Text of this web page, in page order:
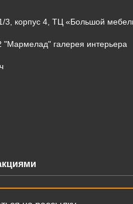
3, корпус 4, ТЦ «Большой
"Мармелад" галерея интерьера